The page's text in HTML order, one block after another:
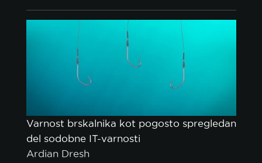
Varnost brskalnika kot pogosto spregledan
del sodobne IT-varnosti
Ardian Dresh